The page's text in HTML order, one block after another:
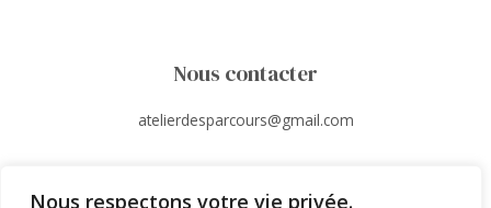
Nous respectons votre vie privée.
Nous contacter
atelierdesparcours@gmail.com